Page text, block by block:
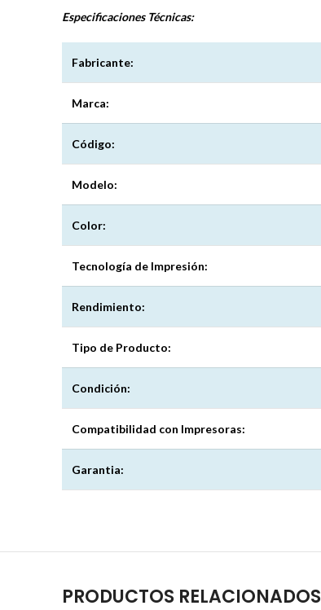
Especificaciones Técnicas:
Fabricante:
Marca:
Código:
Modelo:
Color:
Tecnología de Impresión:
Rendimiento:
Tipo de Producto:
Condición:
Compatibilidad con Impresoras:
Garantia:
PRODUCTOS RELACIONADOS